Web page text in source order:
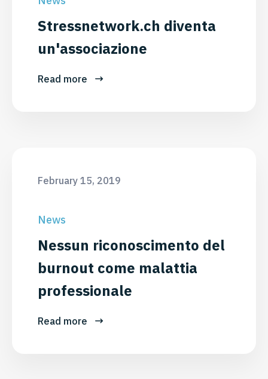
Stressnetwork.ch diventa
un'associazione
Read more
February 15, 2019
News
Nessun riconoscimento del
burnout come malattia
professionale
Read more